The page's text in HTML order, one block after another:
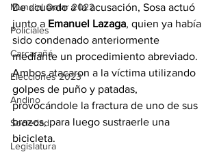
Mundial Qatar 2022
Policiales
Carcarañá
Elecciones 2023
Andino
Sociedad
Legislatura
De acuerdo a la acusación, Sosa actuó
junto a Emanuel Lazaga, quien ya había
sido condenado anteriormente
mediante un procedimiento abreviado.
Ambos atacaron a la víctima utilizando
golpes de puño y patadas,
provocándole la fractura de uno de sus
brazos, para luego sustraerle una
bicicleta.